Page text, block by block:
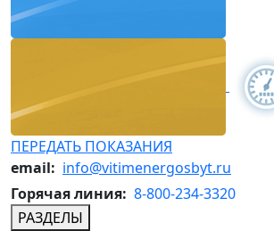
ПЕРЕДАТЬ ПОКАЗАНИЯ
email: info@vitimenergosbyt.ru
Горячая линия: 8-800-234-3320
РАЗДЕЛЫ